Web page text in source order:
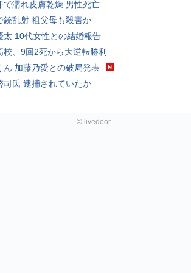
で濡れ皮膚乾燥 男性死亡
銃乱射 祖父母も殺害か
太 10代女性との結婚報告
校、9回2死から大逆転勝利
ん 加藤乃愛との破局発表
司氏 逮捕されていたか
© livedoor